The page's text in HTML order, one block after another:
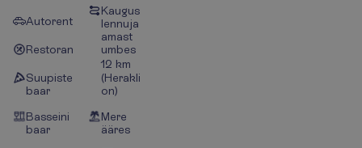
Autorent
Restoran
Suupiste
baar
Basseini
baar
Kaugus
lennuja
amast
umbes
12 km
(Herakli
on)
Mere
ääres